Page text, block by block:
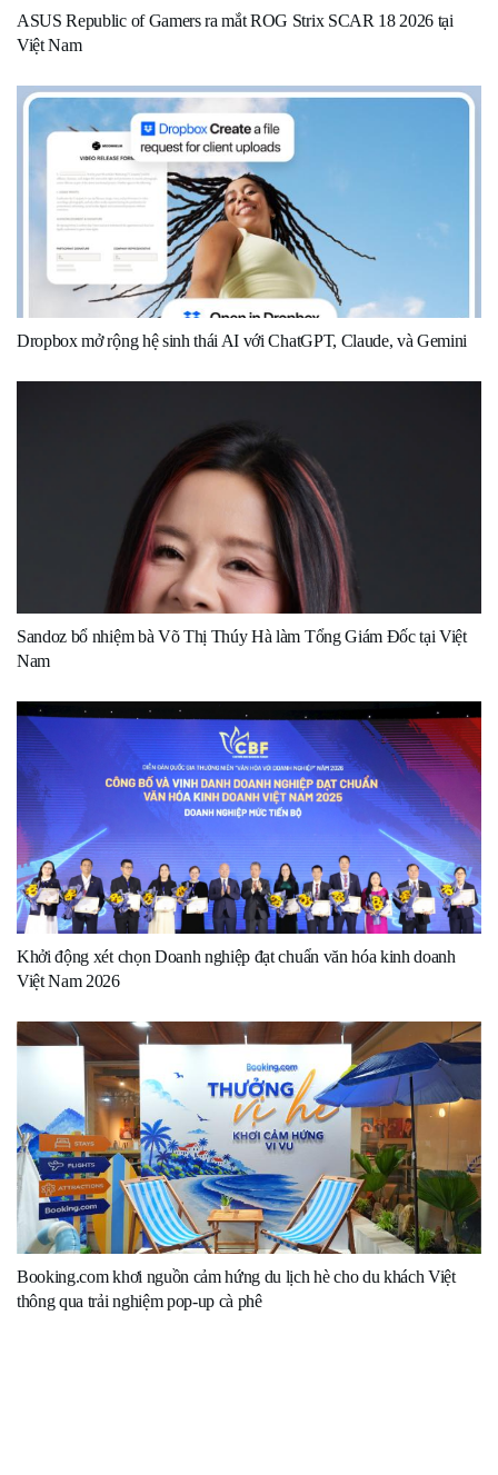
ASUS Republic of Gamers ra mắt ROG Strix SCAR 18 2026 tại
Việt Nam
Dropbox mở rộng hệ sinh thái AI với ChatGPT, Claude, và Gemini
Sandoz bổ nhiệm bà Võ Thị Thúy Hà làm Tổng Giám Đốc tại Việt
Nam
Khởi động xét chọn Doanh nghiệp đạt chuẩn văn hóa kinh doanh
Việt Nam 2026
Booking.com khơi nguồn cảm hứng du lịch hè cho du khách Việt
thông qua trải nghiệm pop-up cà phê